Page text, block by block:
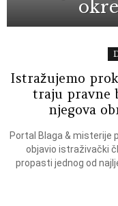
Istražujemo
traju pravne
njegova
Portal Blaga & misterije
objavio istraživački
propasti jednog od